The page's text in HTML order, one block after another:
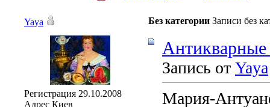
Без категории Записи без
Запись от Yaya
Мария-
Yaya
Регистрация 29.10.2008
Адрес Киев